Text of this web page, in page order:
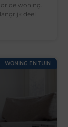
de woning.
deel
WONING EN TUIN